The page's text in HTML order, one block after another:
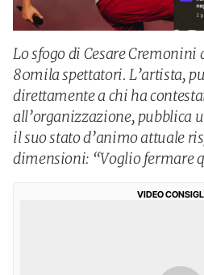
Lo sfogo di Cesare Cremonini
80mila spettatori. L’artista,
direttamente a chi ha
all’organizzazione, pubblica
il suo stato d’animo attuale
dimensioni: “Voglio fermare
VIDEO